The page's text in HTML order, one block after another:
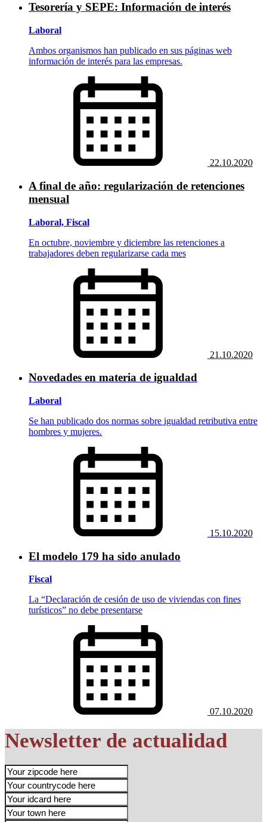
Tesorería y SEPE: Información de interés
Laboral
Ambos organismos han publicado en sus páginas web
información de interés para las empresas.
22.10.2020
A final de año: regularización de retenciones
mensual
Laboral, Fiscal
En octubre, noviembre y diciembre las retenciones a
trabajadores deben regularizarse cada mes
21.10.2020
Novedades en materia de igualdad
Laboral
Se han publicado dos normas sobre igualdad retributiva entre
hombres y mujeres.
15.10.2020
El modelo 179 ha sido anulado
Fiscal
La “Declaración de cesión de uso de viviendas con fines
turísticos” no debe presentarse
07.10.2020
Newsletter de actualidad